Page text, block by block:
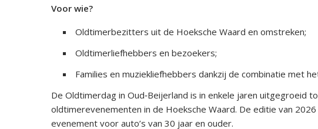
Voor wie?
Oldtimerbezitters uit de Hoeksche Waard en omstreken;
Oldtimerliefhebbers en bezoekers;
Families en muziekliefhebbers dankzij de combinatie met
De Oldtimerdag in Oud‑Beijerland is in enkele jaren uitgegroeid
oldtimerevenementen in de Hoeksche Waard. De editie van
evenement voor auto’s van 30 jaar en ouder.